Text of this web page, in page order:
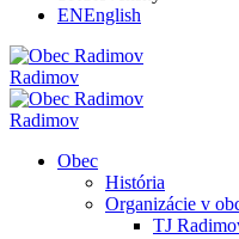
ENEnglish
Radimov
Radimov
Obec
História
Organizácie v
TJ